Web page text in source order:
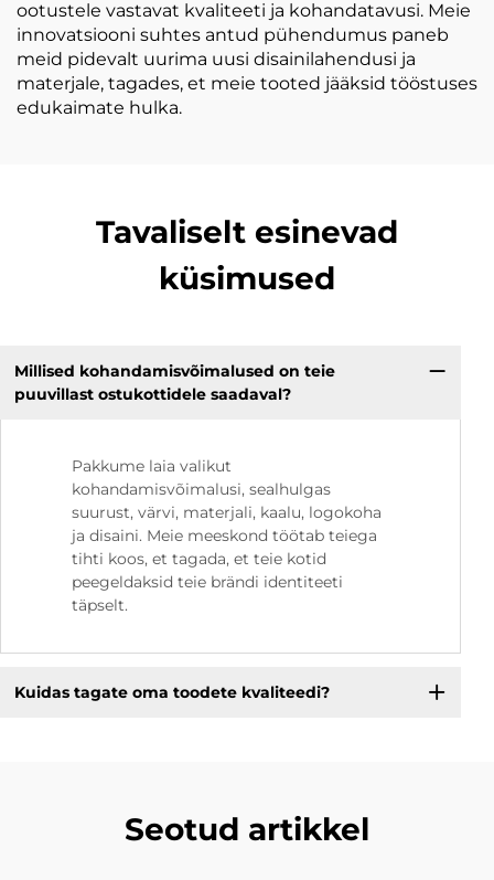
ootustele vastavat kvaliteeti ja kohandatavusi. Meie
innovatsiooni suhtes antud pühendumus paneb
meid pidevalt uurima uusi disainilahendusi ja
materjale, tagades, et meie tooted jääksid tööstuses
edukaimate hulka.
Tavaliselt esinevad
küsimused
Millised kohandamisvõimalused on teie
puuvillast ostukottidele saadaval?
Pakkume laia valikut
kohandamisvõimalusi, sealhulgas
suurust, värvi, materjali, kaalu, logokoha
ja disaini. Meie meeskond töötab teiega
tihti koos, et tagada, et teie kotid
peegeldaksid teie brändi identiteeti
täpselt.
Kuidas tagate oma toodete kvaliteedi?
Seotud artikkel